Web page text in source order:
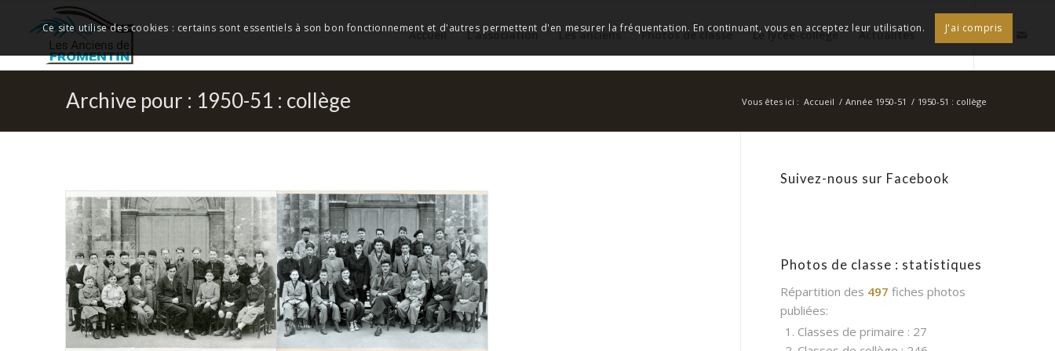
Accueil L’association Les anciens Photos de classe Le lycée-collège Actualités
Archive pour : 1950-51 : collège Vous êtes ici : Accueil / Année 1950-51 / 1950-51 : collège
Suivez-nous sur Facebook
Photos de classe : statistiques
Répartition des 497 fiches photos
publiées:
1. Classes de primaire : 27
Ce site utilise des cookies : certains sont essentiels à son bon fonctionnement et d'autres permettent d'en mesurer la fréquentation. En continuant, vous en acceptez leur utilisation. J'ai compris